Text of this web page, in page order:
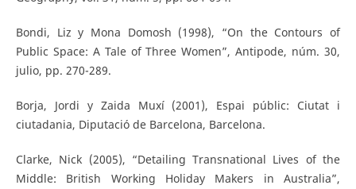
Bondi, Liz y Mona Domosh (1998), “On the Contours of
Public Space: A Tale of Three Women”, Antipode, núm. 30,
julio, pp. 270-289.
Borja, Jordi y Zaida Muxí (2001), Espai públic: Ciutat i
ciutadania, Diputació de Barcelona, Barcelona.
Clarke, Nick (2005), “Detailing Transnational Lives of the
Middle: British Working Holiday Makers in Australia”,